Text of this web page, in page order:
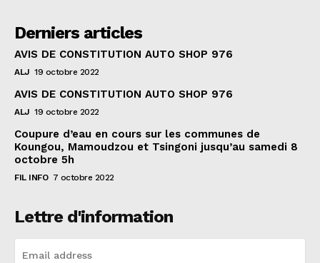
Derniers articles
AVIS DE CONSTITUTION AUTO SHOP 976
ALJ 19 octobre 2022
AVIS DE CONSTITUTION AUTO SHOP 976
ALJ 19 octobre 2022
Coupure d’eau en cours sur les communes de
Koungou, Mamoudzou et Tsingoni jusqu’au samedi 8
octobre 5h
FIL INFO 7 octobre 2022
Lettre d'information